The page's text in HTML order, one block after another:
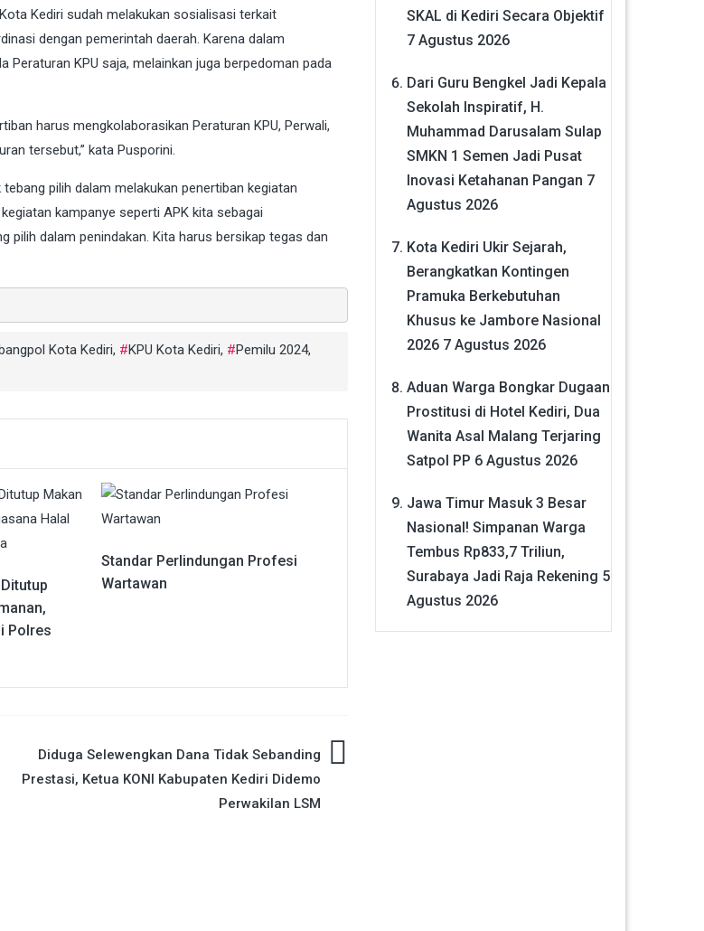
Kediri sudah melakukan sosialisasi terkait
dengan pemerintah daerah. Karena dalam
KPU saja, melainkan juga berpedoman pada
harus mengkolaborasikan Peraturan KPU, Perwali,
tersebut,” kata Pusporini.
pilih dalam melakukan penertiban kegiatan
kampanye seperti APK kita sebagai
pilih dalam penindakan. Kita harus bersikap tegas dan
Kota Kediri, KPU Kota Kediri, Pemilu 2024,
Polres
Standar Perlindungan Profesi
Wartawan
Diduga Selewengkan Dana Tidak Sebanding
Prestasi, Ketua KONI Kabupaten Kediri Didemo
Perwakilan LSM
SKAL di Kediri Secara Objektif
7 Agustus 2026
Dari Guru Bengkel Jadi Kepala
Sekolah Inspiratif, H.
Muhammad Darusalam Sulap
SMKN 1 Semen Jadi Pusat
Inovasi Ketahanan Pangan 7
Agustus 2026
Kota Kediri Ukir Sejarah,
Berangkatkan Kontingen
Pramuka Berkebutuhan
Khusus ke Jambore Nasional
2026 7 Agustus 2026
Aduan Warga Bongkar Dugaan
Prostitusi di Hotel Kediri, Dua
Wanita Asal Malang Terjaring
Satpol PP 6 Agustus 2026
Jawa Timur Masuk 3 Besar
Nasional! Simpanan Warga
Tembus Rp833,7 Triliun,
Surabaya Jadi Raja Rekening 5
Agustus 2026